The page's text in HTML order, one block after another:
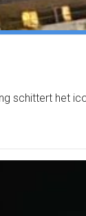
schittert het